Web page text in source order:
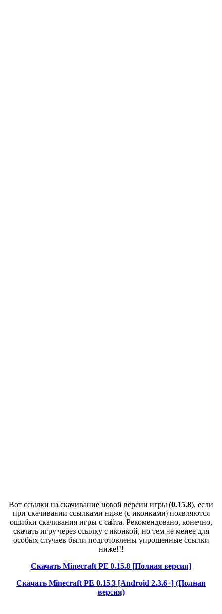
Вот ссылки на скачивание новой версии игры (0.15.8), если
при скачивании ссылками ниже (с иконками) появляются
ошибки скачивания игры с сайта. Рекомендовано, конечно,
скачать игру через ссылку с иконкой, но тем не менее для
особых случаев были подготовлены упрощенные ссылки
ниже!!!
Скачать Minecraft PE 0.15.8 [Полная версия]
Скачать Minecraft PE 0.15.3 [Android 2.3.6+] (Полная
версия)